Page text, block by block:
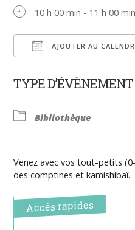
10 h 00 min - 11 h 00 min
AJOUTER AU
TYPE D’ÉVÈNEMENT
Bibliothèque
Venez avec vos tout-petits
des comptines et kamishibaï.
Accés rapides